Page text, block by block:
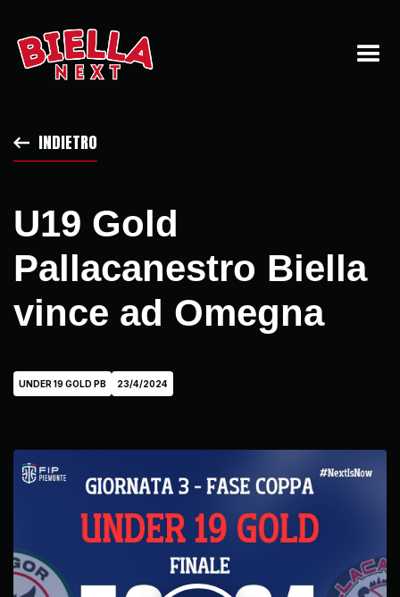
INDIETRO
U19 Gold
Pallacanestro Biella
vince ad Omegna
UNDER 19 GOLD PB 23/4/2024